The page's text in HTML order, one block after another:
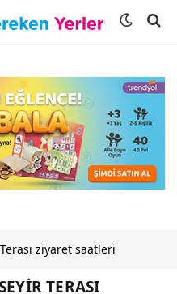
ziyaret saatleri
TERASI